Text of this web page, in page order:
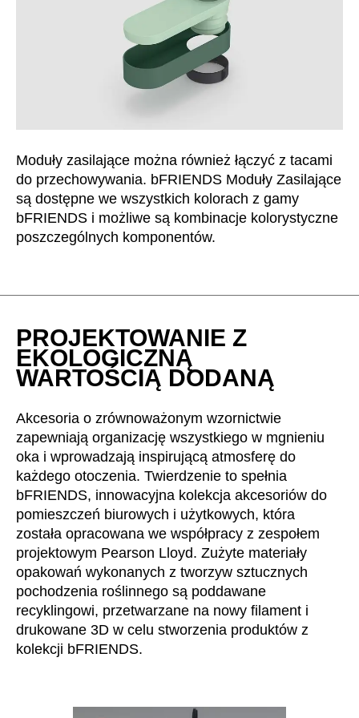
Moduły zasilające można również łączyć z tacami
do przechowywania. bFRIENDS Moduły Zasilające
są dostępne we wszystkich kolorach z gamy
bFRIENDS i możliwe są kombinacje kolorystyczne
poszczególnych komponentów.
Akcesoria o zrównoważonym wzornictwie
zapewniają organizację wszystkiego w mgnieniu
oka i wprowadzają inspirującą atmosferę do
każdego otoczenia. Twierdzenie to spełnia
bFRIENDS, innowacyjna kolekcja akcesoriów do
pomieszczeń biurowych i użytkowych, która
została opracowana we współpracy z zespołem
projektowym Pearson Lloyd. Zużyte materiały
opakowań wykonanych z tworzyw sztucznych
pochodzenia roślinnego są poddawane
recyklingowi, przetwarzane na nowy filament i
drukowane 3D w celu stworzenia produktów z
kolekcji bFRIENDS.
PROJEKTOWANIE Z
EKOLOGICZNĄ
WARTOŚCIĄ DODANĄ